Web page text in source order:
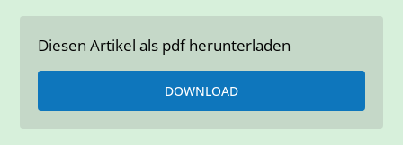
Diesen Artikel als pdf herunterladen
DOWNLOAD